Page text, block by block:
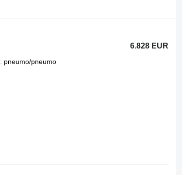
6.828 EUR
pneumo/pneumo